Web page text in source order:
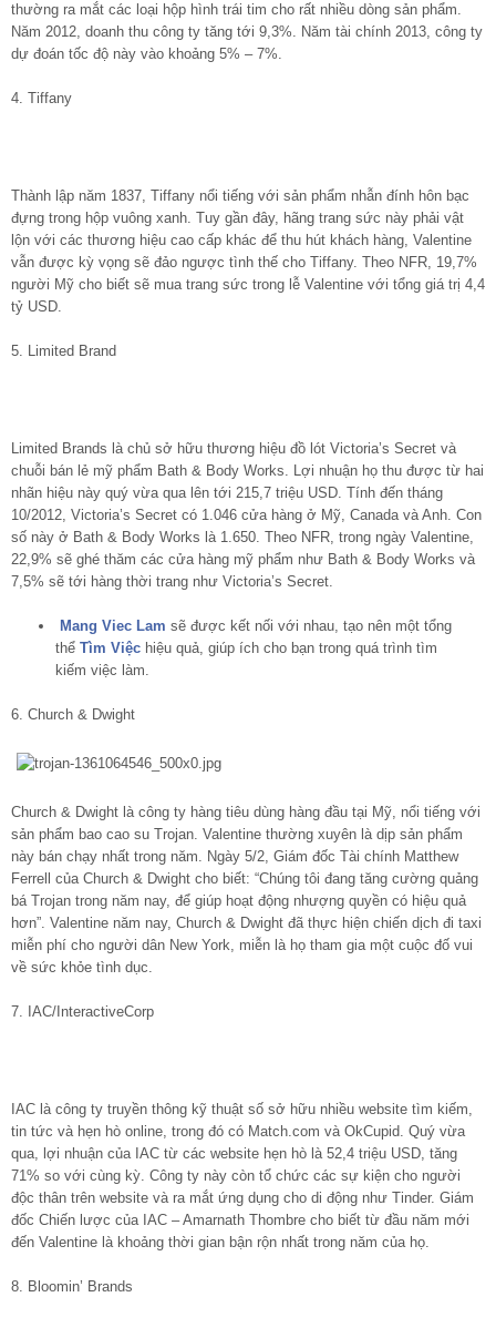
thường ra mắt các loại hộp hình trái tim cho rất nhiều dòng sản phẩm.
Năm 2012, doanh thu công ty tăng tới 9,3%. Năm tài chính 2013, công ty
dự đoán tốc độ này vào khoảng 5% – 7%.
4. Tiffany
Thành lập năm 1837, Tiffany nổi tiếng với sản phẩm nhẫn đính hôn bạc
đựng trong hộp vuông xanh. Tuy gần đây, hãng trang sức này phải vật
lộn với các thương hiệu cao cấp khác để thu hút khách hàng, Valentine
vẫn được kỳ vọng sẽ đảo ngược tình thế cho Tiffany. Theo NFR, 19,7%
người Mỹ cho biết sẽ mua trang sức trong lễ Valentine với tổng giá trị 4,4
tỷ USD.
5. Limited Brand
Limited Brands là chủ sở hữu thương hiệu đồ lót Victoria’s Secret và
chuỗi bán lẻ mỹ phẩm Bath & Body Works. Lợi nhuận họ thu được từ hai
nhãn hiệu này quý vừa qua lên tới 215,7 triệu USD. Tính đến tháng
10/2012, Victoria’s Secret có 1.046 cửa hàng ở Mỹ, Canada và Anh. Con
số này ở Bath & Body Works là 1.650. Theo NFR, trong ngày Valentine,
22,9% sẽ ghé thăm các cửa hàng mỹ phẩm như Bath & Body Works và
7,5% sẽ tới hàng thời trang như Victoria’s Secret.
Mang Viec Lam sẽ được kết nối với nhau, tạo nên một tổng
thể Tìm Việc hiệu quả, giúp ích cho bạn trong quá trình tìm
kiếm việc làm.
6. Church & Dwight
Church & Dwight là công ty hàng tiêu dùng hàng đầu tại Mỹ, nổi tiếng với
sản phẩm bao cao su Trojan. Valentine thường xuyên là dịp sản phẩm
này bán chạy nhất trong năm. Ngày 5/2, Giám đốc Tài chính Matthew
Ferrell của Church & Dwight cho biết: “Chúng tôi đang tăng cường quảng
bá Trojan trong năm nay, để giúp hoạt động nhượng quyền có hiệu quả
hơn”. Valentine năm nay, Church & Dwight đã thực hiện chiến dịch đi taxi
miễn phí cho người dân New York, miễn là họ tham gia một cuộc đố vui
về sức khỏe tình dục.
7. IAC/InteractiveCorp
IAC là công ty truyền thông kỹ thuật số sở hữu nhiều website tìm kiếm,
tin tức và hẹn hò online, trong đó có Match.com và OkCupid. Quý vừa
qua, lợi nhuận của IAC từ các website hẹn hò là 52,4 triệu USD, tăng
71% so với cùng kỳ. Công ty này còn tổ chức các sự kiện cho người
độc thân trên website và ra mắt ứng dụng cho di động như Tinder. Giám
đốc Chiến lược của IAC – Amarnath Thombre cho biết từ đầu năm mới
đến Valentine là khoảng thời gian bận rộn nhất trong năm của họ.
8. Bloomin’ Brands